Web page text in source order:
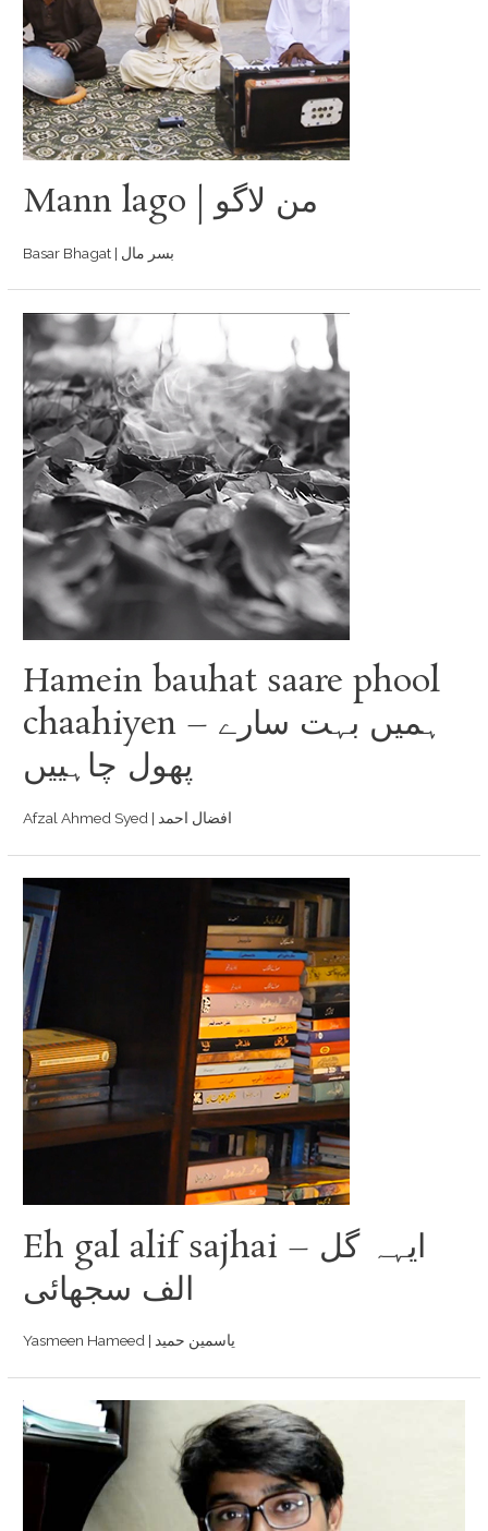
Mann lago | من لاگو
Basar Bhagat | بسر مال
Hamein bauhat saare phool
chaahiyen – ہمیں بہت سارے
پھول چاہییں
Afzal Ahmed Syed | افضال احمد
Eh gal alif sajhai – ایہہ گل
الف سجھائی
Yasmeen Hameed | یاسمین حمید